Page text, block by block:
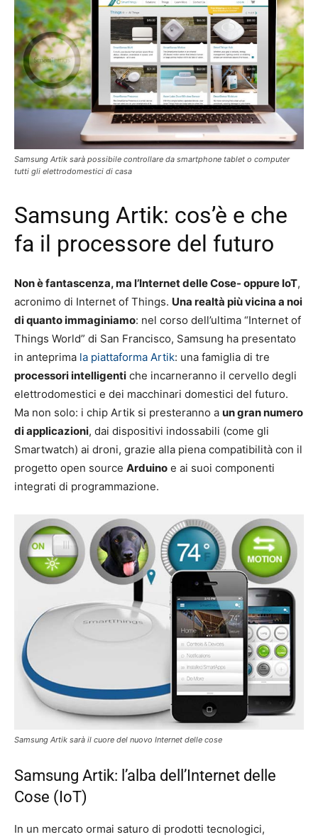
Samsung Artik sarà possibile controllare da smartphone tablet o computer
tutti gli elettrodomestici di casa
Samsung Artik: cos’è e che
fa il processore del futuro
Non è fantascenza, ma l’Internet delle Cose- oppure IoT,
acronimo di Internet of Things. Una realtà più vicina a noi
di quanto immaginiamo: nel corso dell’ultima “Internet of
Things World” di San Francisco, Samsung ha presentato
in anteprima la piattaforma Artik: una famiglia di tre
processori intelligenti che incarneranno il cervello degli
elettrodomestici e dei macchinari domestici del futuro.
Ma non solo: i chip Artik si presteranno a un gran numero
di applicazioni, dai dispositivi indossabili (come gli
Smartwatch) ai droni, grazie alla piena compatibilità con il
progetto open source Arduino e ai suoi componenti
integrati di programmazione.
Samsung Artik sarà il cuore del nuovo Internet delle cose
Samsung Artik: l’alba dell’Internet delle
Cose (IoT)
In un mercato ormai saturo di prodotti tecnologici,